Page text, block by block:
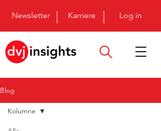
Newsletter Karriere Log in
Blog
Kolumne